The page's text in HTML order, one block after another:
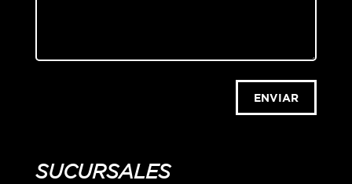
ENVIAR
SUCURSALES